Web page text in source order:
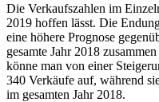
Die Verkaufszahlen im
2019 hoffen lässt. Die
eine höhere Prognose
gesamte Jahr 2018
könne man von einer
340 Verkäufe auf, während
im gesamten Jahr 2018.